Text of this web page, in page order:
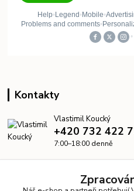
Kontakty
Vlastimil Koucký
+420 732 422
7:00–18:00 denně